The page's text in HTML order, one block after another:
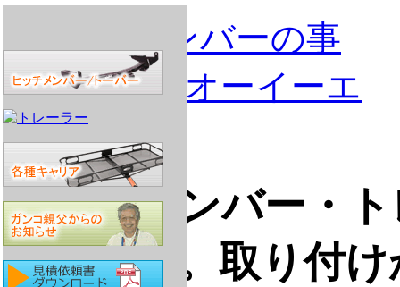
ヒッチメンバー・
アの販売。取り付